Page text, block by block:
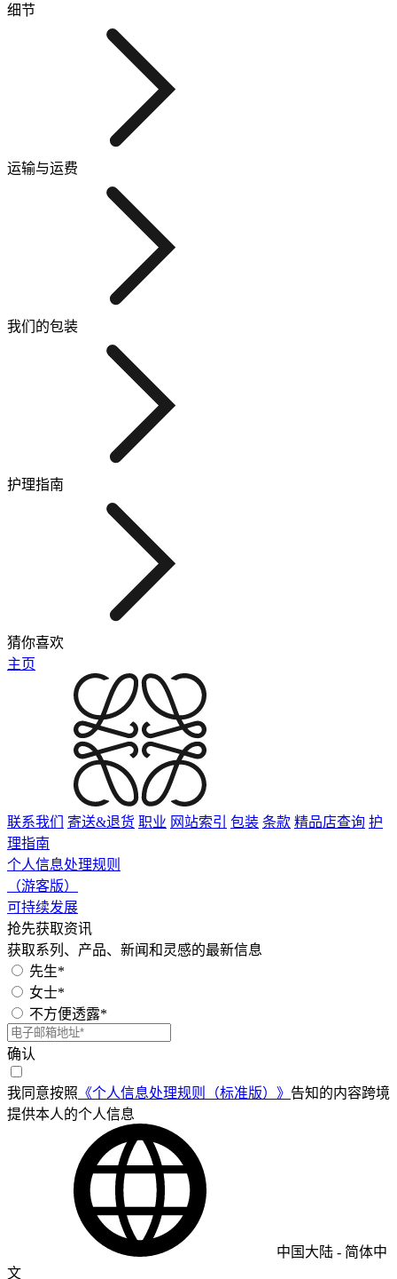
细节
运输与运费
我们的包装
护理指南
猜你喜欢
主页
联系我们 寄送&退货 职业 网站索引 包装 条款 精品店查询 护
理指南
个人信息处理规则
（游客版）
可持续发展
抢先获取资讯
获取系列、产品、新闻和灵感的最新信息
先生*
女士*
不方便透露*
确认
我同意按照 《个人信息处理规则（标准版）》 告知的内容跨境
提供本人的个人信息
中国大陆 - 简体中
文